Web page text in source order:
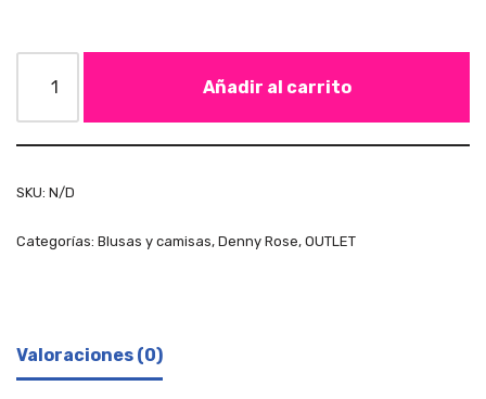
Añadir al carrito
SKU: N/D
Categorías: Blusas y camisas, Denny Rose, OUTLET
Valoraciones (0)